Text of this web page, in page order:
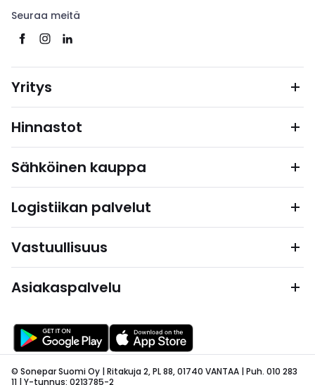
Seuraa meitä
Yritys
Hinnastot
Sähköinen kauppa
Logistiikan palvelut
Vastuullisuus
Asiakaspalvelu
© Sonepar Suomi Oy | Ritakuja 2, PL 88, 01740 VANTAA | Puh. 010 283
11 | Y-tunnus: 0213785-2